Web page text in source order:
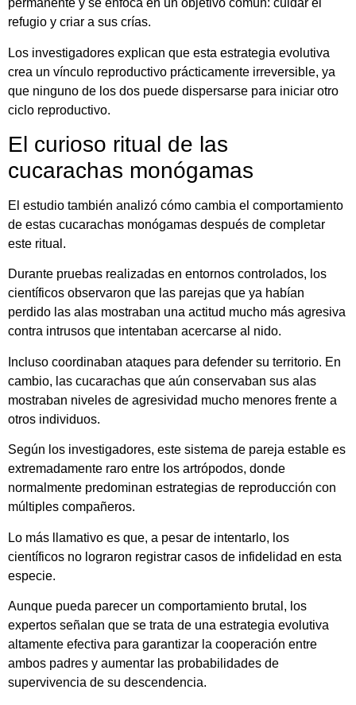
permanente y se enfoca en un objetivo común: cuidar el
refugio y criar a sus crías.
Los investigadores explican que esta estrategia evolutiva
crea un vínculo reproductivo prácticamente irreversible, ya
que ninguno de los dos puede dispersarse para iniciar otro
ciclo reproductivo.
El curioso ritual de las
cucarachas monógamas
El estudio también analizó cómo cambia el comportamiento
de estas cucarachas monógamas después de completar
este ritual.
Durante pruebas realizadas en entornos controlados, los
científicos observaron que las parejas que ya habían
perdido las alas mostraban una actitud mucho más agresiva
contra intrusos que intentaban acercarse al nido.
Incluso coordinaban ataques para defender su territorio. En
cambio, las cucarachas que aún conservaban sus alas
mostraban niveles de agresividad mucho menores frente a
otros individuos.
Según los investigadores, este sistema de pareja estable es
extremadamente raro entre los artrópodos, donde
normalmente predominan estrategias de reproducción con
múltiples compañeros.
Lo más llamativo es que, a pesar de intentarlo, los
científicos no lograron registrar casos de infidelidad en esta
especie.
Aunque pueda parecer un comportamiento brutal, los
expertos señalan que se trata de una estrategia evolutiva
altamente efectiva para garantizar la cooperación entre
ambos padres y aumentar las probabilidades de
supervivencia de su descendencia.